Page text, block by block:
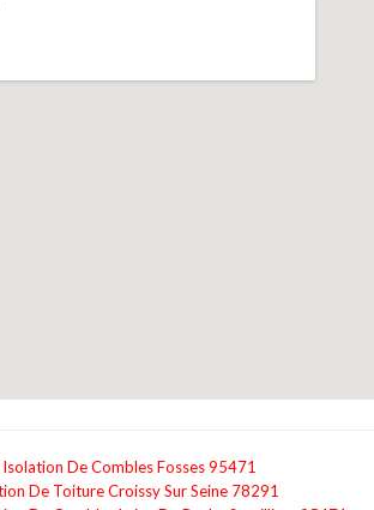
De Combles Fosses 95471
De Toiture Croissy Sur Seine 78291